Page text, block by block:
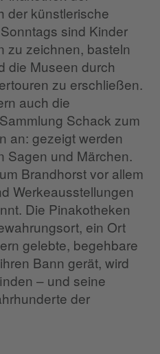
der künstlerische
sind Kinder
zu zeichnen, basteln
die Museen durch
zu erschließen.
auch die
Schack zum
an: gezeigt werden
Sagen und Märchen.
Brandhorst vor allem
Werkeausstellungen
Die Pinakotheken
ein Ort
gelebte, begehbare
Bann gerät, wird
– und seine
der